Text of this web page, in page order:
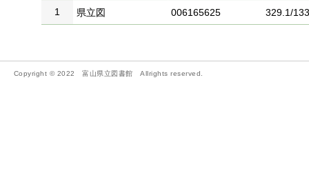
1
県立図 006165625 329.1/
Copyright © 2022 富山県立図書館 Allrights reserved.